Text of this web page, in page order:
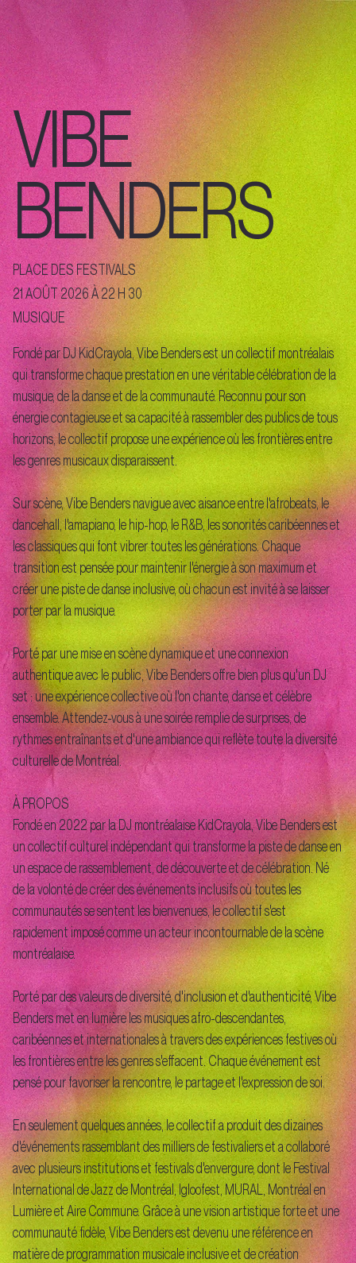
MUSIQUE
PLACE DES FESTIVALS
VIBE
BENDERS
Fondé par DJ KidCrayola, Vibe Benders est un collectif montréalais
qui transforme chaque prestation en une véritable célébration de la
musique, de la danse et de la communauté. Reconnu pour son
énergie contagieuse et sa capacité à rassembler des publics de tous
horizons, le collectif propose une expérience où les frontières entre
les genres musicaux disparaissent.
Sur scène, Vibe Benders navigue avec aisance entre l'afrobeats, le
dancehall, l'amapiano, le hip-hop, le R&B, les sonorités caribéennes et
les classiques qui font vibrer toutes les générations. Chaque
transition est pensée pour maintenir l'énergie à son maximum et
créer une piste de danse inclusive, où chacun est invité à se laisser
porter par la musique.
Porté par une mise en scène dynamique et une connexion
authentique avec le public, Vibe Benders offre bien plus qu'un DJ
set : une expérience collective où l'on chante, danse et célèbre
ensemble. Attendez-vous à une soirée remplie de surprises, de
rythmes entraînants et d'une ambiance qui reflète toute la diversité
culturelle de Montréal.
À PROPOS
Fondé en 2022 par la DJ montréalaise KidCrayola, Vibe Benders est
un collectif culturel indépendant qui transforme la piste de danse en
un espace de rassemblement, de découverte et de célébration. Né
de la volonté de créer des événements inclusifs où toutes les
communautés se sentent les bienvenues, le collectif s'est
rapidement imposé comme un acteur incontournable de la scène
montréalaise.
Porté par des valeurs de diversité, d'inclusion et d'authenticité, Vibe
Benders met en lumière les musiques afro-descendantes,
caribéennes et internationales à travers des expériences festives où
les frontières entre les genres s'effacent. Chaque événement est
pensé pour favoriser la rencontre, le partage et l'expression de soi.
En seulement quelques années, le collectif a produit des dizaines
d'événements rassemblant des milliers de festivaliers et a collaboré
avec plusieurs institutions et festivals d'envergure, dont le Festival
International de Jazz de Montréal, Igloofest, MURAL, Montréal en
Lumière et Aire Commune. Grâce à une vision artistique forte et une
communauté fidèle, Vibe Benders est devenu une référence en
matière de programmation musicale inclusive et de création
21 AOÛT 2026 À 22 H 30